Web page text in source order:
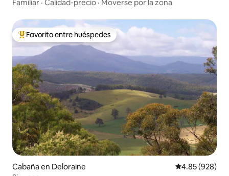
Familiar · Calidad-precio · Moverse por la zona
Favorito entre huéspedes preferido
Favorito entre huéspedes
Cabaña en Deloraine Calificación
4.85 (928)